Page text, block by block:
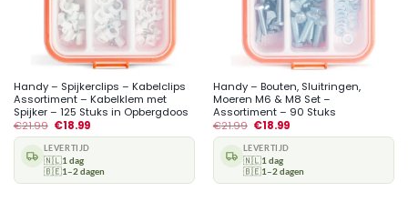
Handy – Spijkerclips – Kabelclips
Assortiment – Kabelklem met
Spijker – 125 Stuks in Opbergdoos
€21.99 €18.99
LEVERTIJD
🇳🇱1 dag
🇧🇪1–2 dagen
Handy – Bouten, Sluitringen,
Moeren M6 & M8 Set –
Assortiment – 90 Stuks
€21.99 €18.99
LEVERTIJD
🇳🇱1 dag
🇧🇪1–2 dagen